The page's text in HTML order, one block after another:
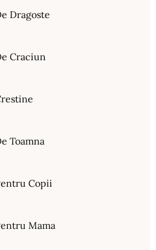
Dragoste
Craciun
Toamna
Copii
Mama